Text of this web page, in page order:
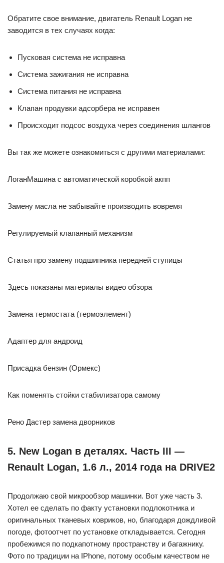
Обратите свое внимание, двигатель Renault Logan не
заводится в тех случаях когда:
Пусковая система не исправна
Система зажигания не исправна
Система питания не исправна
Клапан продувки адсорбера не исправен
Происходит подсос воздуха через соединения шлангов
Вы так же можете ознакомиться с другими материалами:
ЛоганМашина с автоматической коробкой акпп
Замену масла не забывайте производить вовремя
Регулируемый клапанный механизм
Статья про замену подшипника передней ступицы
Здесь показаны материалы видео обзора
Замена термостата (термоэлемент)
Адаптер для андроид
Присадка бензин (Ормекс)
Как поменять стойки стабилизатора самому
Рено Дастер замена дворников
5. New Logan в деталях. Часть III —
Renault Logan, 1.6 л., 2014 года на DRIVE2
Продолжаю свой микрообзор машинки. Вот уже часть 3.
Хотел ее сделать по факту установки подлокотника и
оригинальных тканевых ковриков, но, благодаря дождливой
погоде, фотоотчет по установке откладывается. Сегодня
пробежимся по подкапотному пространству и багажнику.
Фото по традиции на IPhone, потому особым качеством не